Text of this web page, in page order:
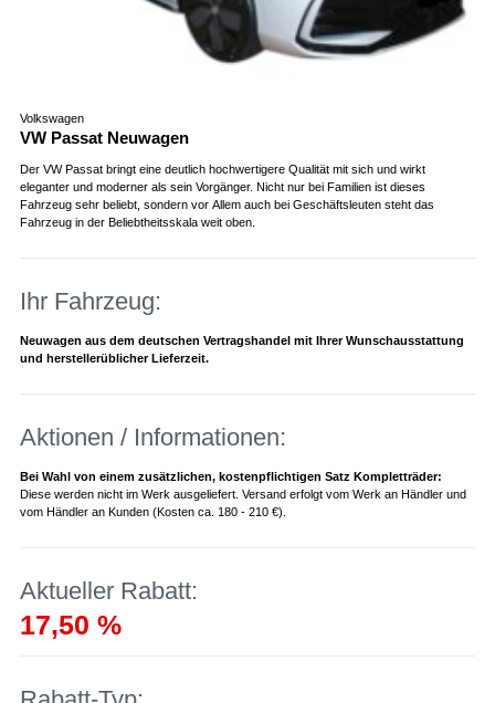
Volkswagen
VW Passat Neuwagen
Der VW Passat bringt eine deutlich hochwertigere Qualität mit sich und wirkt
eleganter und moderner als sein Vorgänger. Nicht nur bei Familien ist dieses
Fahrzeug sehr beliebt, sondern vor Allem auch bei Geschäftsleuten steht das
Fahrzeug in der Beliebtheitsskala weit oben.
Ihr Fahrzeug:
Neuwagen aus dem deutschen Vertragshandel mit Ihrer Wunschausstattung
und herstellerüblicher Lieferzeit.
Aktionen / Informationen:
Bei Wahl von einem zusätzlichen, kostenpflichtigen Satz Kompletträder:
Diese werden nicht im Werk ausgeliefert. Versand erfolgt vom Werk an Händler und
vom Händler an Kunden (Kosten ca. 180 - 210 €).
Aktueller Rabatt:
17,50 %